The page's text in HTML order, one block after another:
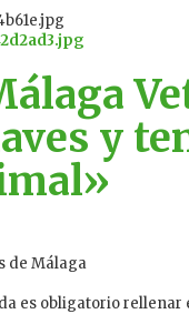
y
de Málaga
es obligatorio